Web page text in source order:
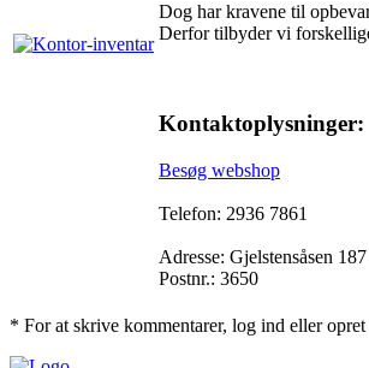
Dog har kravene til
Derfor tilbyder vi
Kontaktoplysninger:
Besøg webshop
Telefon: 2936 7861
Adresse: Gjelstensåsen 187
Postnr.: 3650
* For at skrive kommentarer, log ind eller